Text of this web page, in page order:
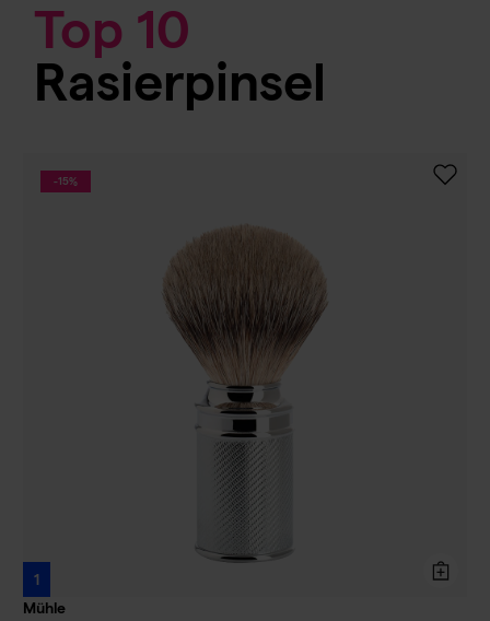
Top 10
Rasierpinsel
-15%
1
Mühle